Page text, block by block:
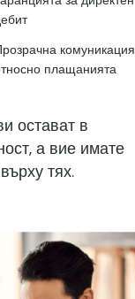
комуникация
плащанията
остават в
а вие имате
тях.